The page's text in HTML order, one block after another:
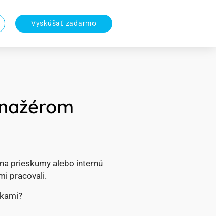
Vyskúšať zadarmo
prieskumy alebo internú
pracovali.